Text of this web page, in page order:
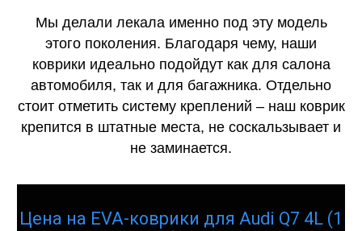
Мы делали лекала именно под эту модель
этого поколения. Благодаря чему, наши
коврики идеально подойдут как для салона
автомобиля, так и для багажника. Отдельно
стоит отметить систему креплений – наш коврик
крепится в штатные места, не соскальзывает и
не заминается.
Цена на EVA-коврики для Audi Q7 4L (1